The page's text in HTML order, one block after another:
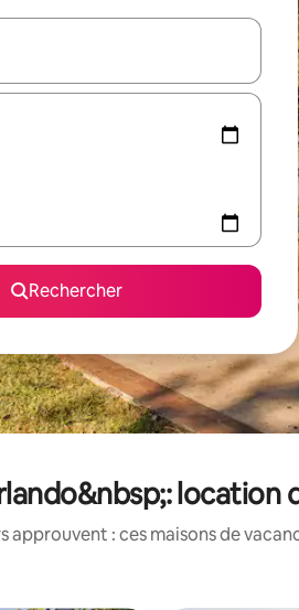
s'affichent, utilisez les flèches vers
Rechercher
location
approuvent : ces maisons de